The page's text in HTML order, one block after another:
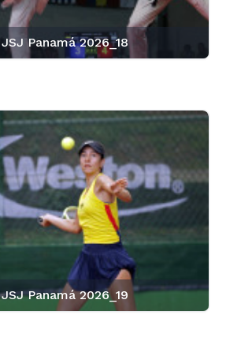
JSJ Panamá 2026_18
JSJ Panamá 2026_19